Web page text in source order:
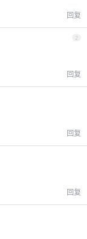
回复
2
回复
回复
回复